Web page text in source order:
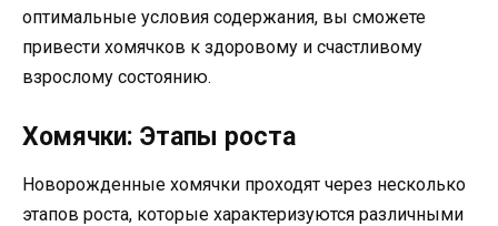
оптимальные условия содержания, вы сможете
привести хомячков к здоровому и счастливому
взрослому состоянию.
Хомячки: Этапы роста
Новорожденные хомячки проходят через несколько
этапов роста, которые характеризуются различными